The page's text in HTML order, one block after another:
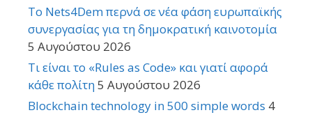
Το Nets4Dem περνά σε νέα φάση ευρωπαϊκής
συνεργασίας για τη δημοκρατική καινοτομία
5 Αυγούστου 2026
Τι είναι το «Rules as Code» και γιατί αφορά
κάθε πολίτη5 Αυγούστου 2026
Blockchain technology in 500 simple words 4